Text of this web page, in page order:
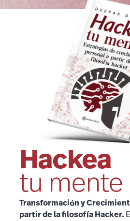
Hackea
tu mente
Transformación y
partir de la filosofía Hacker.